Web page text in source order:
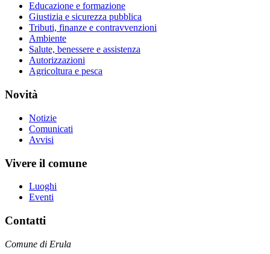
Educazione e formazione
Giustizia e sicurezza pubblica
Tributi, finanze e contravvenzioni
Ambiente
Salute, benessere e assistenza
Autorizzazioni
Agricoltura e pesca
Novità
Notizie
Comunicati
Avvisi
Vivere il comune
Luoghi
Eventi
Contatti
Comune di Erula